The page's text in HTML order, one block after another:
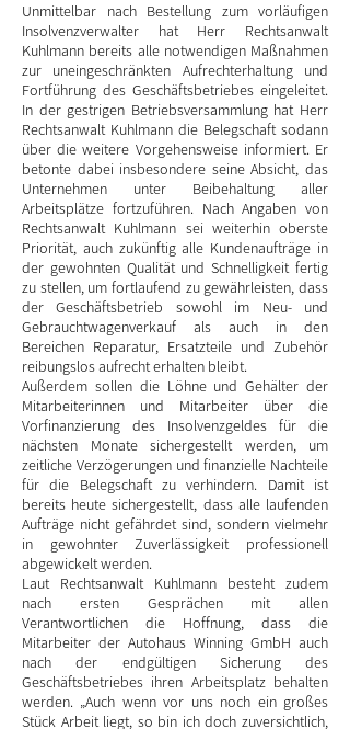
Unmittelbar nach Bestellung zum vorläufigen
Insolvenzverwalter hat Herr Rechtsanwalt
Kuhlmann bereits alle notwendigen Maßnahmen
zur uneingeschränkten Aufrechterhaltung und
Fortführung des Geschäftsbetriebes eingeleitet.
In der gestrigen Betriebsversammlung hat Herr
Rechtsanwalt Kuhlmann die Belegschaft sodann
über die weitere Vorgehensweise informiert. Er
betonte dabei insbesondere seine Absicht, das
Unternehmen unter Beibehaltung aller
Arbeitsplätze fortzuführen. Nach Angaben von
Rechtsanwalt Kuhlmann sei weiterhin oberste
Priorität, auch zukünftig alle Kundenaufträge in
der gewohnten Qualität und Schnelligkeit fertig
zu stellen, um fortlaufend zu gewährleisten, dass
der Geschäftsbetrieb sowohl im Neu- und
Gebrauchtwagenverkauf als auch in den
Bereichen Reparatur, Ersatzteile und Zubehör
reibungslos aufrecht erhalten bleibt.
Außerdem sollen die Löhne und Gehälter der
Mitarbeiterinnen und Mitarbeiter über die
Vorfinanzierung des Insolvenzgeldes für die
nächsten Monate sichergestellt werden, um
zeitliche Verzögerungen und finanzielle Nachteile
für die Belegschaft zu verhindern. Damit ist
bereits heute sichergestellt, dass alle laufenden
Aufträge nicht gefährdet sind, sondern vielmehr
in gewohnter Zuverlässigkeit professionell
abgewickelt werden.
Laut Rechtsanwalt Kuhlmann besteht zudem
nach ersten Gesprächen mit allen
Verantwortlichen die Hoffnung, dass die
Mitarbeiter der Autohaus Winning GmbH auch
nach der endgültigen Sicherung des
Geschäftsbetriebes ihren Arbeitsplatz behalten
werden. „Auch wenn vor uns noch ein großes
Stück Arbeit liegt, so bin ich doch zuversichtlich,